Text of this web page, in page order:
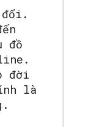
đổi.
đồ
đời
là